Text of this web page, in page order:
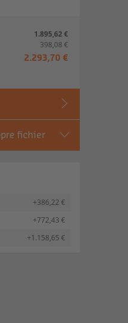
1.895,62 €
398,08 €
2.293,70 €
fichier
+386,22 €
+772,43 €
+1.158,65 €